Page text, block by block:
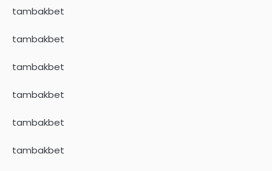
tambakbet
tambakbet
tambakbet
tambakbet
tambakbet
tambakbet